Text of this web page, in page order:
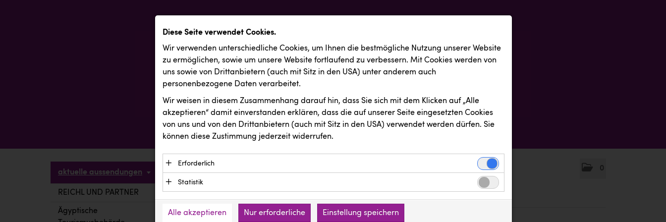
0
aktuelle aussendungen
REICHL UND PARTNER
Ägyptische
Diese Seite verwendet Cookies.
Wir verwenden unterschiedliche Cookies, um Ihnen die best­mögliche Nutzung unserer Website
zu ermöglichen, sowie um unsere Website fortlaufend zu verbessern. Mit Cookies werden von
uns sowie von Drittanbietern (auch mit Sitz in den USA) unter anderem auch
personenbezogene Daten verarbeitet.
Wir weisen in diesem Zusammenhang darauf hin, dass Sie sich mit dem Klicken auf „Alle
akzeptieren“ damit ein­ver­standen erklären, dass die auf unserer Seite eingesetzten Cookies
von uns und von den Drittanbietern (auch mit Sitz in den USA) verwendet werden dürfen. Sie
können diese Zustimmung jederzeit widerrufen.
Erforderlich
Essenzielle Cookies ermöglichen grundlegende Funktionen und sind für die einwandfreie
Funktion der Website erforderlich. Diese Cookies speichern keine personenbezogenen
Daten und werden an keine Dritten übermittelt.
Anbieter: Eigentümer der Website (Erstanbieter)
Statistik
verstehen, wie unsere Besucher unsere Website nutzen.
Alle akzeptieren Nur erforderliche Einstellung speichern